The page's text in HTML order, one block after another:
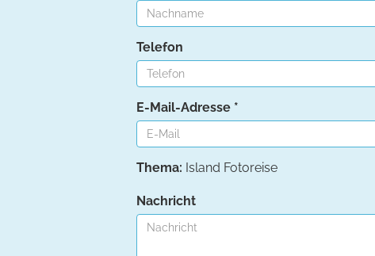
Telefon
E-Mail-Adresse *
Thema: Island Fotoreise
Nachricht